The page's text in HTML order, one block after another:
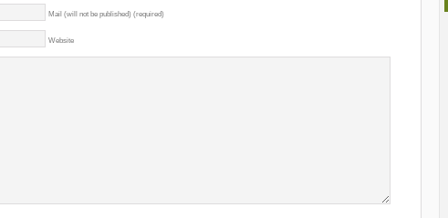
Mail (will not be published) (required)
Website